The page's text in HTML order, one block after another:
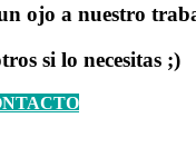
ojo a nuestro
si lo necesitas ;)